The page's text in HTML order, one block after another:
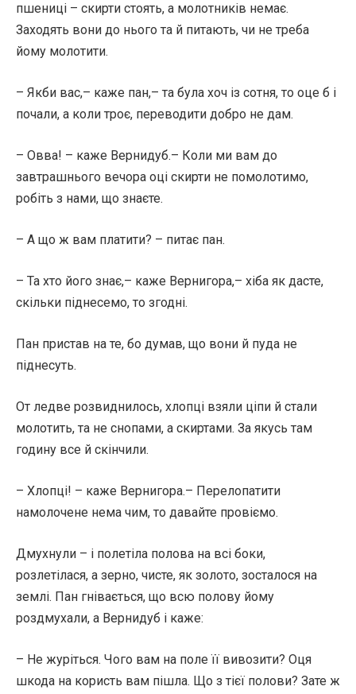
пшениці – скирти стоять, а молотників немає.
Заходять вони до нього та й питають, чи не треба
йому молотити.
– Якби вас,– каже пан,– та була хоч із сотня, то оце б і
почали, а коли троє, переводити добро не дам.
– Овва! – каже Вернидуб.– Коли ми вам до
завтрашнього вечора оці скирти не помолотимо,
робіть з нами, що знаєте.
– А що ж вам платити? – питає пан.
– Та хто його знає,– каже Вернигора,– хіба як дасте,
скільки піднесемо, то згодні.
Пан пристав на те, бо думав, що вони й пуда не
піднесуть.
От ледве розвиднилось, хлопці взяли ціпи й стали
молотить, та не снопами, а скиртами. За якусь там
годину все й скінчили.
– Хлопці! – каже Вернигора.– Перелопатити
намолочене нема чим, то давайте провіємо.
Дмухнули – і полетіла полова на всі боки,
розлетілася, а зерно, чисте, як золото, зосталося на
землі. Пан гнівається, що всю полову йому
роздмухали, а Вернидуб і каже:
– Не журіться. Чого вам на поле її вивозити? Оця
шкода на користь вам пішла. Що з тієї полови? Зате ж